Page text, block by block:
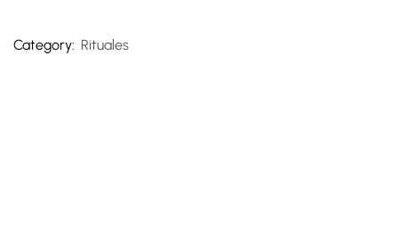
Category: Rituales